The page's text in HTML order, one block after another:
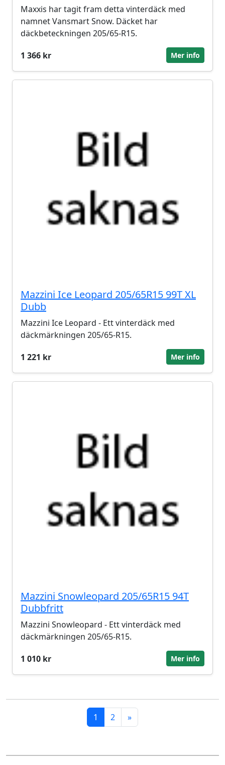
Maxxis har tagit fram detta vinterdäck med
namnet Vansmart Snow. Däcket har
däckbeteckningen 205/65-R15.
1 366 kr
Mer info
Mazzini Ice Leopard 205/65R15 99T XL
Dubb
Mazzini Ice Leopard - Ett vinterdäck med
däckmärkningen 205/65-R15.
1 221 kr
Mer info
Mazzini Snowleopard 205/65R15 94T
Dubbfritt
Mazzini Snowleopard - Ett vinterdäck med
däckmärkningen 205/65-R15.
1 010 kr
Mer info
1 2 »